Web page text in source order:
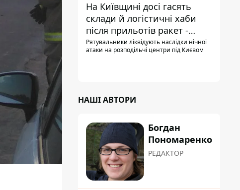
На Київщині досі гасять
склади й логістичні хаби
після прильотів ракет -
ДСНС
Рятувальники ліквідують наслідки нічної
атаки на розподільчі центри під Києвом
НАШІ АВТОРИ
Богдан
Пономаренко
РЕДАКТОР